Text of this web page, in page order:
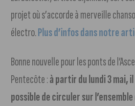
projet où s’accorde à merveille
électro.Plus d’infos dans notre
Bonne nouvelle pour les ponts de
Pentecôte :à partir du lundi 3 mai,
possible de circuler sur